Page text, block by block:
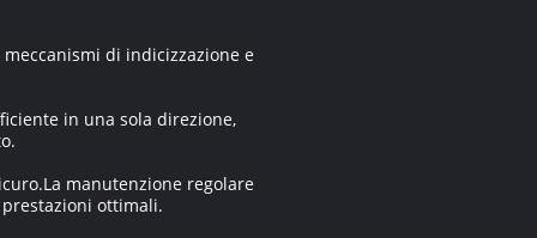
di indicizzazione e
in una sola direzione,
manutenzione regolare
ottimali.